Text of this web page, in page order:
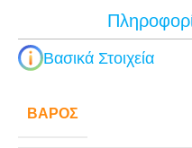
Βασικά Στοιχεία
ΒΆΡΟΣ